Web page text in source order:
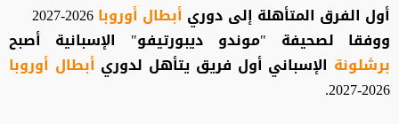
أول الفرق المتأهلة إلى دوري أبطال أوروبا2026-2027
ووفقا لصحيفة "موندو ديبورتيفو" الإسبانية أصبح
برشلونة الإسباني أول فريق يتأهل لدوري أبطال أوروبا
2026-2027.